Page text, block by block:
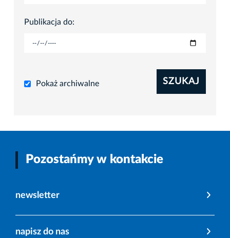
Publikacja do:
Pokaż archiwalne SZUKAJ
Pozostańmy w kontakcie
newsletter
napisz do nas